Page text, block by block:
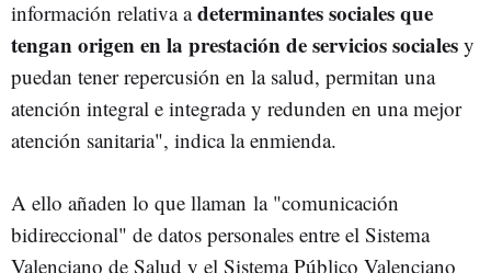
información relativa adeterminantes sociales que
tengan origen en la prestación de servicios sociales y
puedan tener repercusión en la salud, permitan una
atención integral e integrada y redunden en una mejor
atención sanitaria", indica la enmienda.
A ello añaden lo que llaman la "comunicación
bidireccional" de datos personales entre el Sistema
Valenciano de Salud y el Sistema Público Valenciano